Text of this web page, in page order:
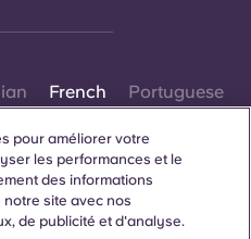
French Portuguese
pour améliorer votre
les performances et le
des informations
site avec nos
de publicité et d'analyse.